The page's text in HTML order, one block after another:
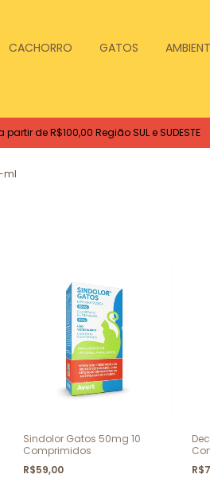
CACHORRO GATOS
partir de R$100,00 Região SUL e SUDESTE
ml
Sindolor Gatos 50mg 10
Comprimidos
R$59,00